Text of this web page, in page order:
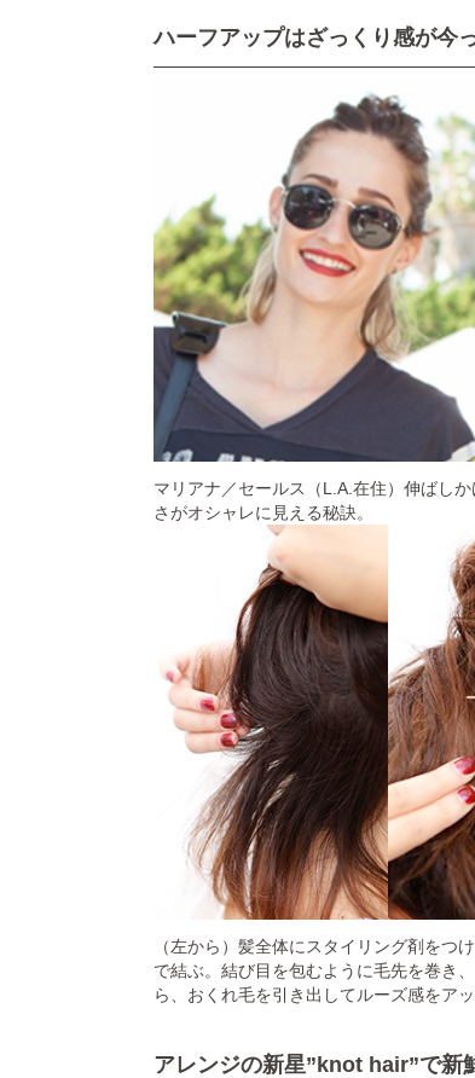
ハーフアップはざっくり感が今
マリアナ／セールス（L.A.在住）伸ばし
さがオシャレに見える秘訣。
（左から）髪全体にスタイリング剤をつ
で結ぶ。結び目を包むように毛先を巻き
ら、おくれ毛を引き出してルーズ感をアッ
アレンジの新星”knot hair”で新